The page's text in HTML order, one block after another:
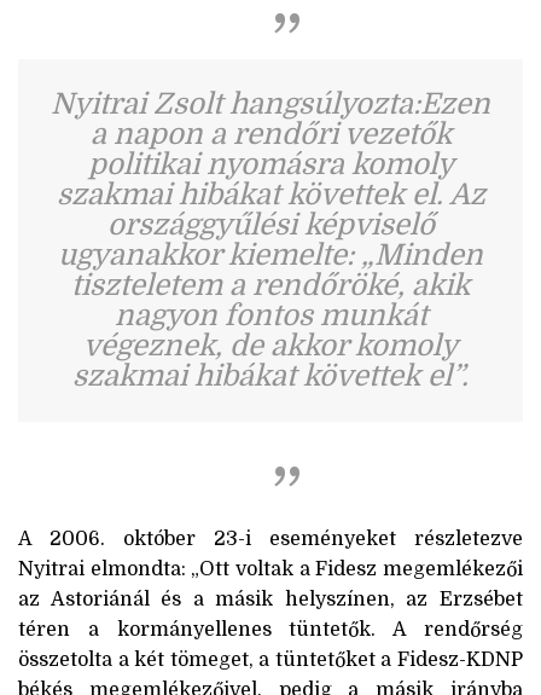
Nyitrai Zsolt hangsúlyozta:Ezen
a napon a rendőri vezetők
politikai nyomásra komoly
szakmai hibákat követtek el. Az
országgyűlési képviselő
ugyanakkor kiemelte: „Minden
tiszteletem a rendőröké, akik
nagyon fontos munkát
végeznek, de akkor komoly
szakmai hibákat követtek el”.
A 2006. október 23-i eseményeket részletezve
Nyitrai elmondta: „Ott voltak a Fidesz megemlékezői
az Astoriánál és a másik helyszínen, az Erzsébet
téren a kormányellenes tüntetők. A rendőrség
összetolta a két tömeget, a tüntetőket a Fidesz-KDNP
békés megemlékezőivel, pedig a másik irányba